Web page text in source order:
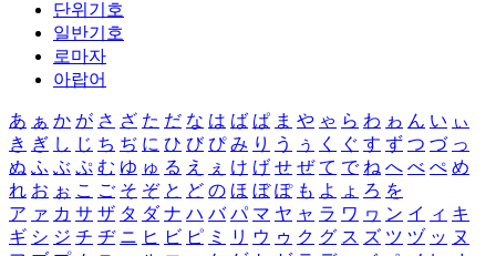
단위기호
일반기호
로마자
아랍어
あ ぁ か が さ ざ た だ な は ば ぱ ま や ゃ ら わ ゎ ん い ぃ
き ぎ し じ ち ぢ に ひ び ぴ み り う ぅ く ぐ す ず つ づ っ
ぬ ふ ぶ ぷ む ゆ ゅ る え ぇ け げ せ ぜ て で ね へ べ ぺ め
れ お ぉ こ ご そ ぞ と ど の ほ ぼ ぽ も よ ょ ろ を
ア ァ カ サ ザ タ ダ ナ ハ バ パ マ ヤ ャ ラ ワ ヮ ン イ ィ キ
ギ シ ジ チ ヂ ニ ヒ ビ ピ ミ リ ウ ゥ ク グ ス ズ ツ ヅ ッ ヌ